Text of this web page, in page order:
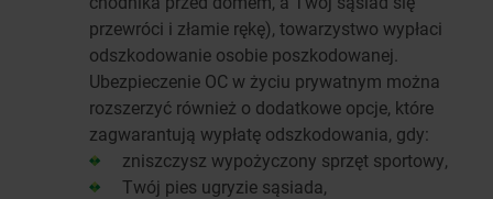
przewróci i złamie rękę), towarzystwo wypłaci
odszkodowanie osobie poszkodowanej.
Ubezpieczenie OC w życiu prywatnym można
rozszerzyć również o dodatkowe opcje, które
zagwarantują wypłatę odszkodowania, gdy:
zniszczysz wypożyczony sprzęt sportowy,
Twój pies ugryzie sąsiada,